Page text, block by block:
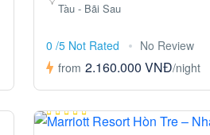
Tàu - Bãi Sau
0 /5 Not Rated
No Review
from 2.160.000 VNĐ/night